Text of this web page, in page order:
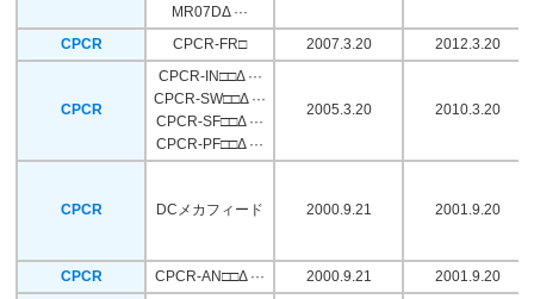
MR07DΔ ···
CPCR CPCR-FR□ 2007.3.20 2012.3.20
CPCR
CPCR-IN□□Δ ···
CPCR-SW□□Δ ···
CPCR-SF□□Δ ···
CPCR-PF□□Δ ···
2005.3.20 2010.3.20
CPCR DCメカフィード 2000.9.21 2001.9.20
CPCR CPCR-AN□□Δ ··· 2000.9.21 2001.9.20